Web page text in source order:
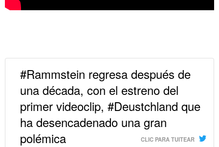
#Rammstein regresa después de
una década, con el estreno del
primer videoclip, #Deustchland que
ha desencadenado una gran
polémica
CLIC PARA TUITEAR